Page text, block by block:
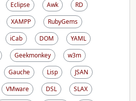
Eclipse Awk
RD
XAMPP
RubyGems
iCab DOM
YAML
Geekmonkey
w3m
Gauche Lisp
JSAN
VMware DSL
SLAX